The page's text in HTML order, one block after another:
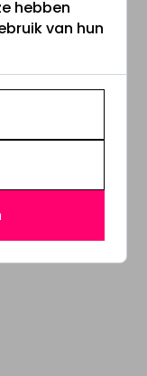
hebben
van hun